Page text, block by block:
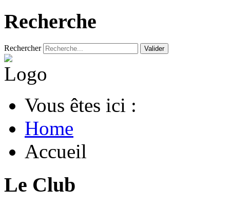
Recherche
Rechercher Valider
Vous êtes ici :
Home
Accueil
Le Club